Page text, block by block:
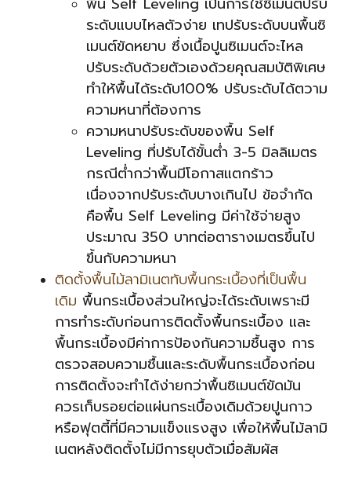
ระดับแบบไหลตัวง่าย เทปรับระดับบนพื้นซิ
เมนต์ขัดหยาบ ซึ่งเนื้อปูนซิเมนต์จะไหล
ปรับระดับด้วยตัวเองด้วยคุณสมบัติพิเศษ
ทำให้พื้นได้ระดับ100% ปรับระดับได้ตวาม
ความหนาที่ต้องการ
ความหนาปรับระดับของพื้น Self
Leveling ที่ปรับได้ขั้นต่ำ 3-5 มิลลิเมตร
กรณีต่ำกว่าพื้นมีโอกาสแตกร้าว
เนื่องจากปรับระดับบางเกินไป ข้อจำกัด
คือพื้น Self Leveling มีค่าใช้จ่ายสูง
ประมาณ 350 บาทต่อตารางเมตรขึ้นไป
ขึ้นกับความหนา
ติดตั้งพื้นไม้ลามิเนตทับพื้นกระเบื้องที่เป็นพื้น
เดิม พื้นกระเบื้องส่วนใหญ่จะได้ระดับเพราะมี
การทำระดับก่อนการติดตั้งพื้นกระเบื้อง และ
พื้นกระเบื้องมีค่าการป้องกันความชื้นสูง การ
ตรวจสอบความชื้นและระดับพื้นกระเบื้องก่อน
การติดตั้งจะทำได้ง่ายกว่าพื้นซิเมนต์ขัดมัน
ควรเก็บรอยต่อแผ่นกระเบื้องเดิมด้วยปูนกาว
หรือฟุตตี้ที่มีความแข็งแรงสูง เพื่อให้พื้นไม้ลามิ
เนตหลังติดตั้งไม่มีการยุบตัวเมื่อสัมผัส